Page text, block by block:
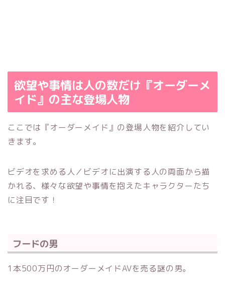
欲望や事情は人の数だけ『オーダーメ
イド』の主な登場人物
ここでは『オーダーメイド』の登場人物を紹介してい
きます。
ビデオを求める人／ビデオに出演する人の両面から描
かれる、様々な欲望や事情を抱えたキャラクターたち
に注目です！
フードの男
1本500万円のオーダーメイドAVを売る謎の男。